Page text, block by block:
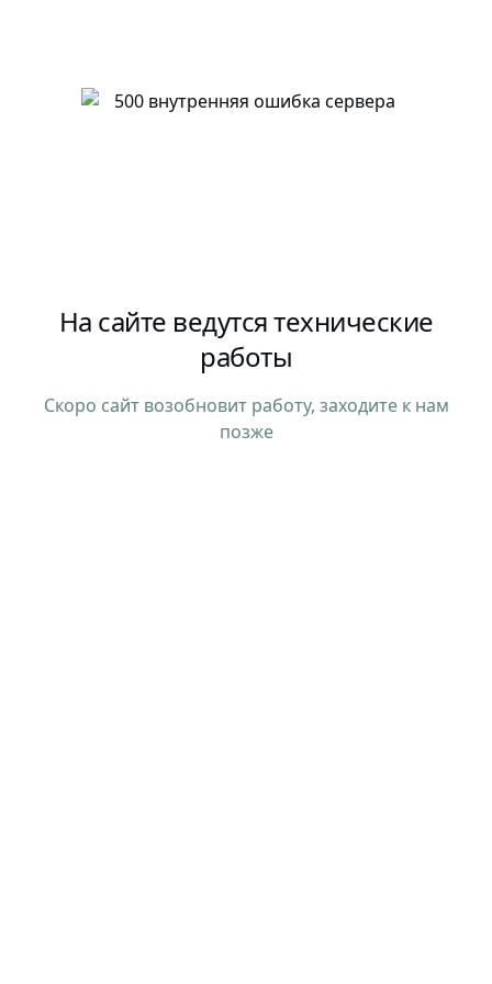
На сайте ведутся технические
работы
Скоро сайт возобновит работу, заходите к нам
позже